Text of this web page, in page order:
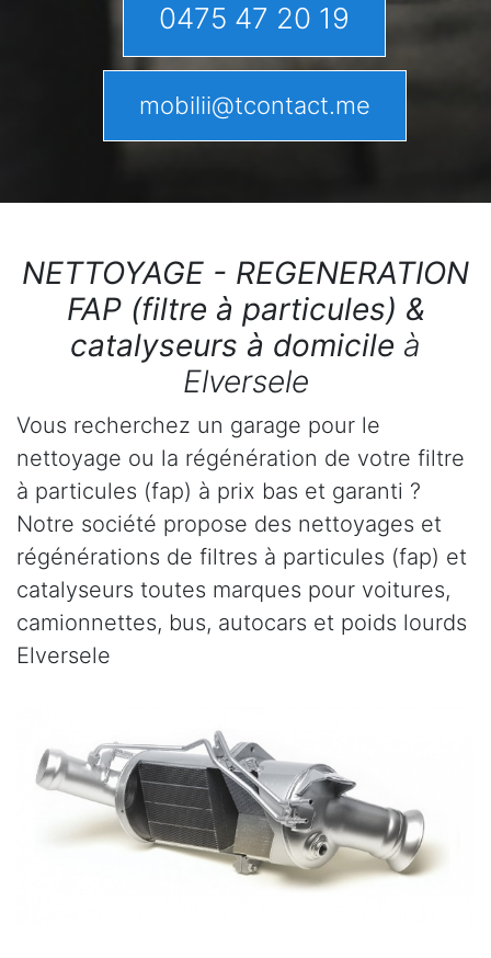
0475 47 20 19
mobilii@tcontact.me
NETTOYAGE - REGENERATION
FAP (filtre à particules) &
catalyseurs à domicile à
Elversele
Vous recherchez un garage pour le
nettoyage ou la régénération de votre filtre
à particules (fap) à prix bas et garanti ?
Notre société propose des nettoyages et
régénérations de filtres à particules (fap) et
catalyseurs toutes marques pour voitures,
camionnettes, bus, autocars et poids lourds
Elversele